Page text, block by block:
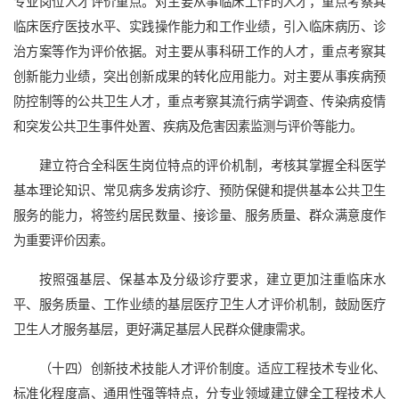
临床医疗医技水平、实践操作能力和工作业绩，引入临床病历、诊
治方案等作为评价依据。对主要从事科研工作的人才，重点考察其
创新能力业绩，突出创新成果的转化应用能力。对主要从事疾病预
防控制等的公共卫生人才，重点考察其流行病学调查、传染病疫情
和突发公共卫生事件处置、疾病及危害因素监测与评价等能力。
建立符合全科医生岗位特点的评价机制，考核其掌握全科医学
基本理论知识、常见病多发病诊疗、预防保健和提供基本公共卫生
服务的能力，将签约居民数量、接诊量、服务质量、群众满意度作
为重要评价因素。
按照强基层、保基本及分级诊疗要求，建立更加注重临床水
平、服务质量、工作业绩的基层医疗卫生人才评价机制，鼓励医疗
卫生人才服务基层，更好满足基层人民群众健康需求。
（十四）创新技术技能人才评价制度。适应工程技术专业化、
标准化程度高、通用性强等特点，分专业领域建立健全工程技术人